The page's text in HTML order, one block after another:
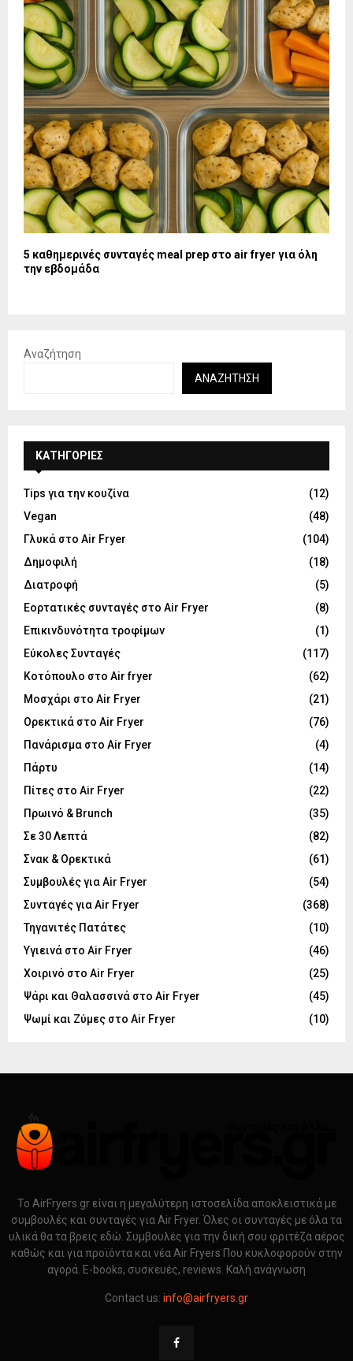
5 καθημερινές συνταγές meal prep στο air fryer για όλη
την εβδομάδα
Αναζήτηση
ΑΝΑΖΉΤΗΣΗ
KΑΤΗΓΟΡΊΕΣ
Tips για την κουζίνα
(12)
Vegan
(48)
Γλυκά στο Air Fryer
(104)
Δημοφιλή
(18)
Διατροφή
(5)
Εορτατικές συνταγές στο Air Fryer
(8)
Επικινδυνότητα τροφίμων
(1)
Εύκολες Συνταγές
(117)
Κοτόπουλο στο Air fryer
(62)
Μοσχάρι στο Air Fryer
(21)
Ορεκτικά στο Air Fryer
(76)
Πανάρισμα στο Air Fryer
(4)
Πάρτυ
(14)
Πίτες στο Air Fryer
(22)
Πρωινό & Brunch
(35)
Σε 30 Λεπτά
(82)
Σνακ & Ορεκτικά
(61)
Συμβουλές για Air Fryer
(54)
Συνταγές για Air Fryer
(368)
Τηγανιτές Πατάτες
(10)
Υγιεινά στο Air Fryer
(46)
Χοιρινό στο Air Fryer
(25)
Ψάρι και Θαλασσινά στο Air Fryer
(45)
Ψωμί και Ζύμες στο Air Fryer
(10)
Το AirFryers.gr είναι η μεγαλύτερη ιστοσελίδα αποκλειστικά με
συμβουλές και συνταγές για Air Fryer. Όλες οι συνταγές με όλα τα
υλικά θα τα βρεις εδώ. Συμβουλές για την δική σου φριτέζα αέρος
καθώς και για προϊόντα και νέα Air Fryers Που κυκλοφορούν στην
αγορά. E-books, συσκευές, reviews. Καλή ανάγνωση
Contact us: info@airfryers.gr